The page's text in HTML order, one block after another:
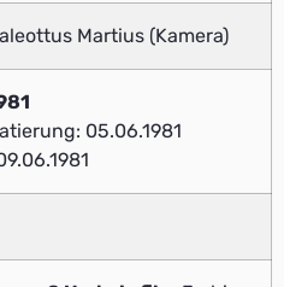
Martius (Kamera)
05.06.1981